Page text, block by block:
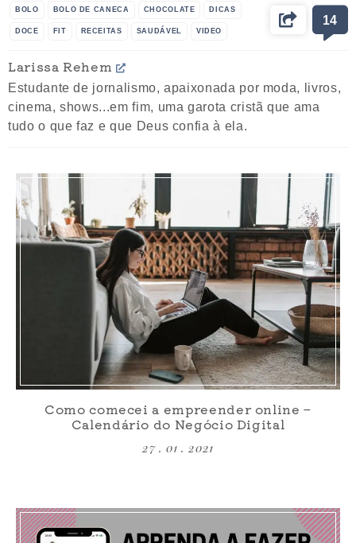
BOLO BOLO DE CANECA CHOCOLATE DICAS
DOCE FIT RECEITAS SAUDÁVEL VIDEO
14
Larissa Rehem
Estudante de jornalismo, apaixonada por moda, livros,
cinema, shows...em fim, uma garota cristã que ama
tudo o que faz e que Deus confia à ela.
Como comecei a empreender online –
Calendário do Negócio Digital
27 . 01 . 2021